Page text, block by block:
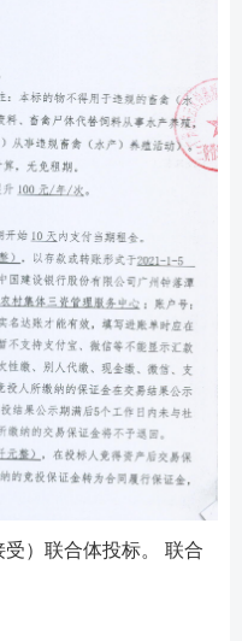
）联合体投标。 联合